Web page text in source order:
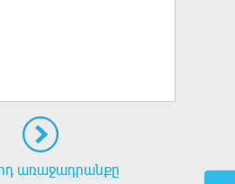
առաջադրանքը